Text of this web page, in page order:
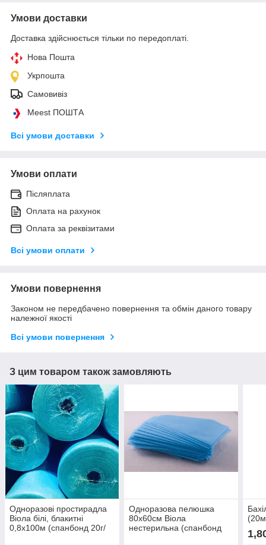
Умови доставки
Доставка здійснюється тільки по передоплаті.
Нова Пошта
Укрпошта
Самовивіз
Meest ПОШТА
Всі умови доставки
Умови оплати
Післяплата
Оплата на рахунок
Оплата за реквізитами
Всі умови оплати
Умови повернення
Законом не передбачено повернення та обмін даного товару
належної якості
Всі умови повернення
З цим товаром також замовляють
Одноразові простирадла
Віола білі, блакитні
0,8х100м (спанбонд 20г/
Одноразова пелюшка
80х60см Віола
нестерильна (спанбонд